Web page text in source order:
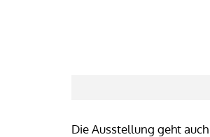
Die Ausstellung geht